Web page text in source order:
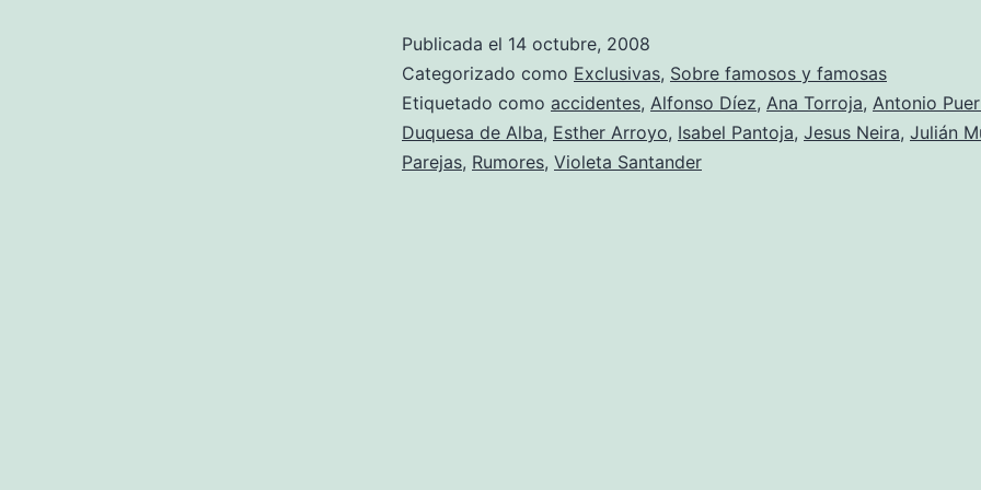
rosa
Publicada el 14 octubre, 2008
Categorizado como Exclusivas, Sobre famosos y famosas
Etiquetado como accidentes, Alfonso Díez, Ana Torroja, Antonio
Duquesa de Alba, Esther Arroyo, Isabel Pantoja, Jesus Neira, Julián
Parejas, Rumores, Violeta Santander